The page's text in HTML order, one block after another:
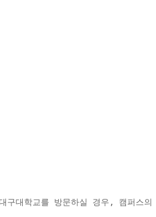
구대학교를 방문하실 경우, 캠퍼스